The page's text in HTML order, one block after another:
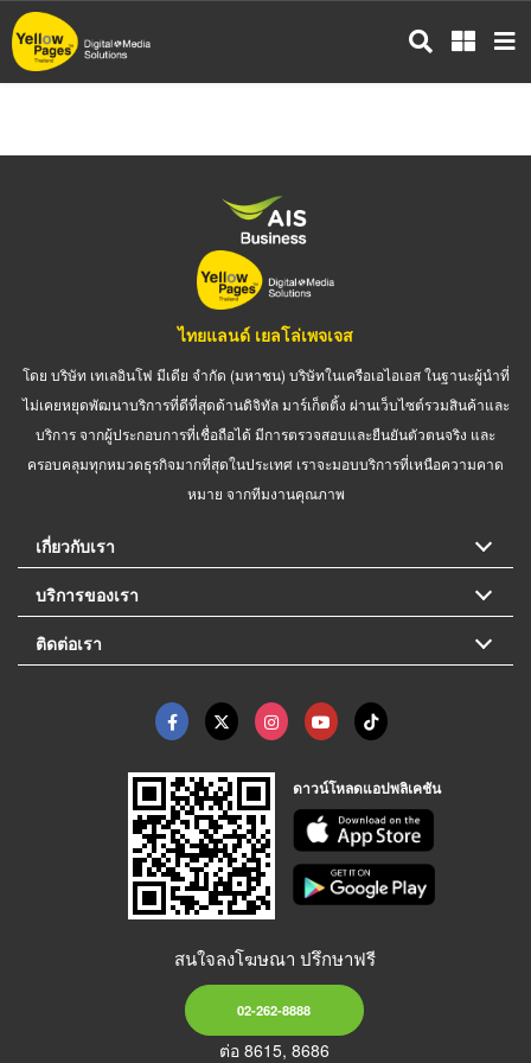
ข้าม
ไป
ไทยแลนด์ เยลโล่เพจเจส
โดย บริษัท เทเลอินโฟ มีเดีย จำกัด (มหาชน) บริษัทในเครือเอไอเอส ในฐานะผู้นำที่
ไม่เคยหยุดพัฒนาบริการที่ดีที่สุดด้านดิจิทัล มาร์เก็ตติ้ง ผ่านเว็บไซต์รวมสินค้าและ
บริการ จากผู้ประกอบการที่เชื่อถือได้ มีการตรวจสอบและยืนยันตัวตนจริง และ
ครอบคลุมทุกหมวดธุรกิจมากที่สุดในประเทศ เราจะมอบบริการที่เหนือความคาด
หมาย จากทีมงานคุณภาพ
เกี่ยวกับเรา
บริการของเรา
ติดต่อเรา
ดาวน์โหลดแอปพลิเคชัน
สนใจลงโฆษณา ปรึกษาฟรี
02-262-8888
ต่อ 8615, 8686